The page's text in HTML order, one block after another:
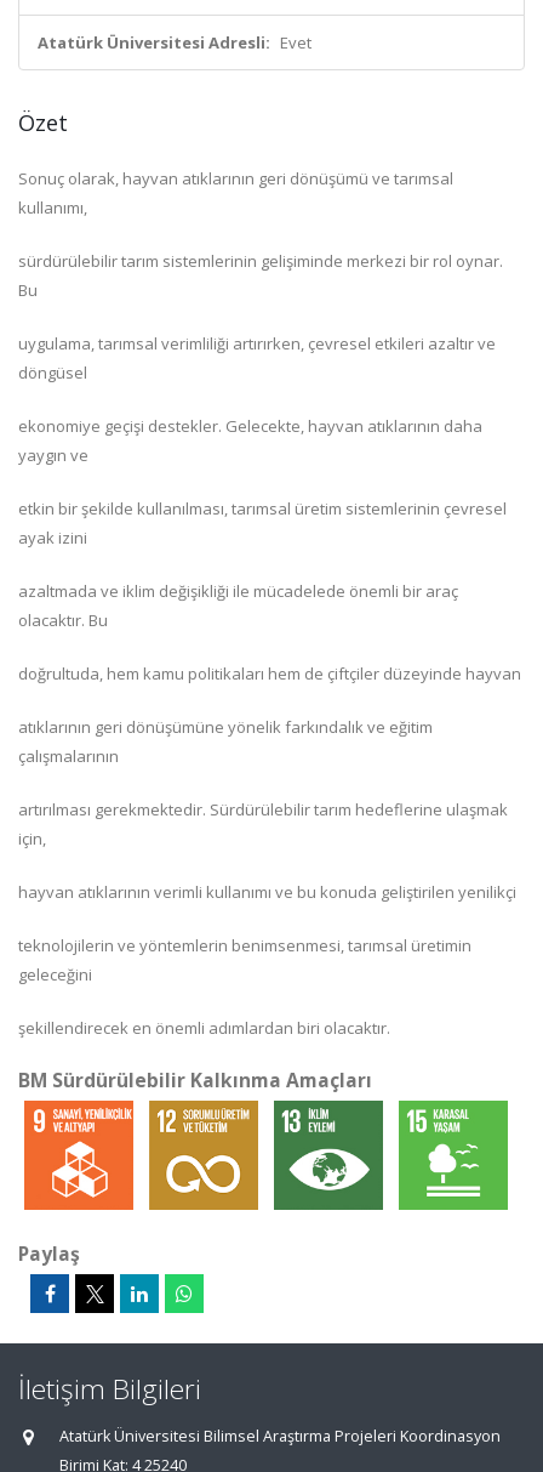
Atatürk Üniversitesi Adresli: Evet
Özet
Sonuç olarak, hayvan atıklarının geri dönüşümü ve tarımsal
kullanımı,
sürdürülebilir tarım sistemlerinin gelişiminde merkezi bir rol oynar.
Bu
uygulama, tarımsal verimliliği artırırken, çevresel etkileri azaltır ve
döngüsel
ekonomiye geçişi destekler. Gelecekte, hayvan atıklarının daha
yaygın ve
etkin bir şekilde kullanılması, tarımsal üretim sistemlerinin çevresel
ayak izini
azaltmada ve iklim değişikliği ile mücadelede önemli bir araç
olacaktır. Bu
doğrultuda, hem kamu politikaları hem de çiftçiler düzeyinde hayvan
atıklarının geri dönüşümüne yönelik farkındalık ve eğitim
çalışmalarının
artırılması gerekmektedir. Sürdürülebilir tarım hedeflerine ulaşmak
için,
hayvan atıklarının verimli kullanımı ve bu konuda geliştirilen yenilikçi
teknolojilerin ve yöntemlerin benimsenmesi, tarımsal üretimin
geleceğini
şekillendirecek en önemli adımlardan biri olacaktır.
BM Sürdürülebilir Kalkınma Amaçları
Paylaş
İletişim Bilgileri
Atatürk Üniversitesi Bilimsel Araştırma Projeleri Koordinasyon
Birimi Kat: 4 25240